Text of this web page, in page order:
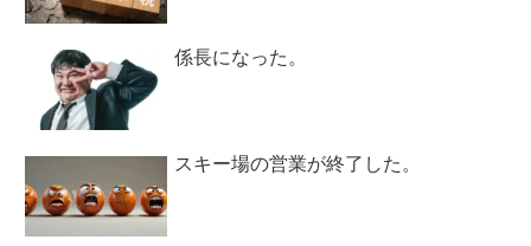
係長になった。
スキー場の営業が終了した。